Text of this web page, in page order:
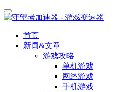
首页
新闻&文章
游戏攻略
单机游戏
网络游戏
手机游戏